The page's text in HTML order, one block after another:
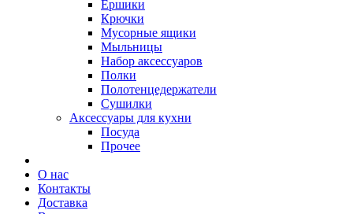
Ершики
Крючки
Мусорные ящики
Мыльницы
Набор аксессуаров
Полки
Полотенцедержатели
Сушилки
Аксессуары для кухни
Посуда
Прочее
О нас
Контакты
Доставка